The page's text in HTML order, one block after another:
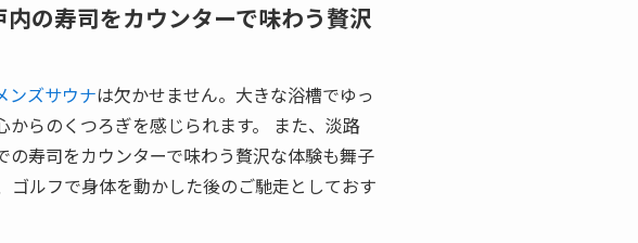
の寿司をカウンターで味わう贅沢
ンズサウナは欠かせません。大きな浴槽でゆっ
らのくつろぎを感じられます。 また、淡路
の寿司をカウンターで味わう贅沢な体験も舞子
ゴルフで身体を動かした後のご馳走としておす